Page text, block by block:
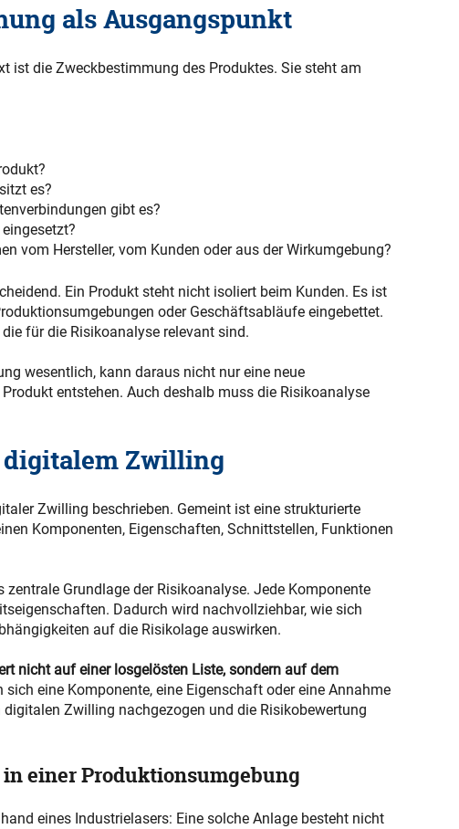
als Ausgangspunkt
ist die Zweckbestimmung des Produktes. Sie steht am
es?
gibt es?
vom Hersteller, vom Kunden oder aus der Wirkumgebung?
Ein Produkt steht nicht isoliert beim Kunden. Es ist
oder Geschäftsabläufe eingebettet.
für die Risikoanalyse relevant sind.
wesentlich, kann daraus nicht nur eine neue
entstehen. Auch deshalb muss die Risikoanalyse
Zwilling
Zwilling beschrieben. Gemeint ist eine strukturierte
Komponenten, Eigenschaften, Schnittstellen, Funktionen
Grundlage der Risikoanalyse. Jede Komponente
Dadurch wird nachvollziehbar, wie sich
auf die Risikolage auswirken.
nicht auf einer losgelösten Liste, sondern auf dem
sich eine Komponente, eine Eigenschaft oder eine Annahme
Zwilling nachgezogen und die Risikobewertung
einer Produktionsumgebung
eines Industrielasers: Eine solche Anlage besteht nicht